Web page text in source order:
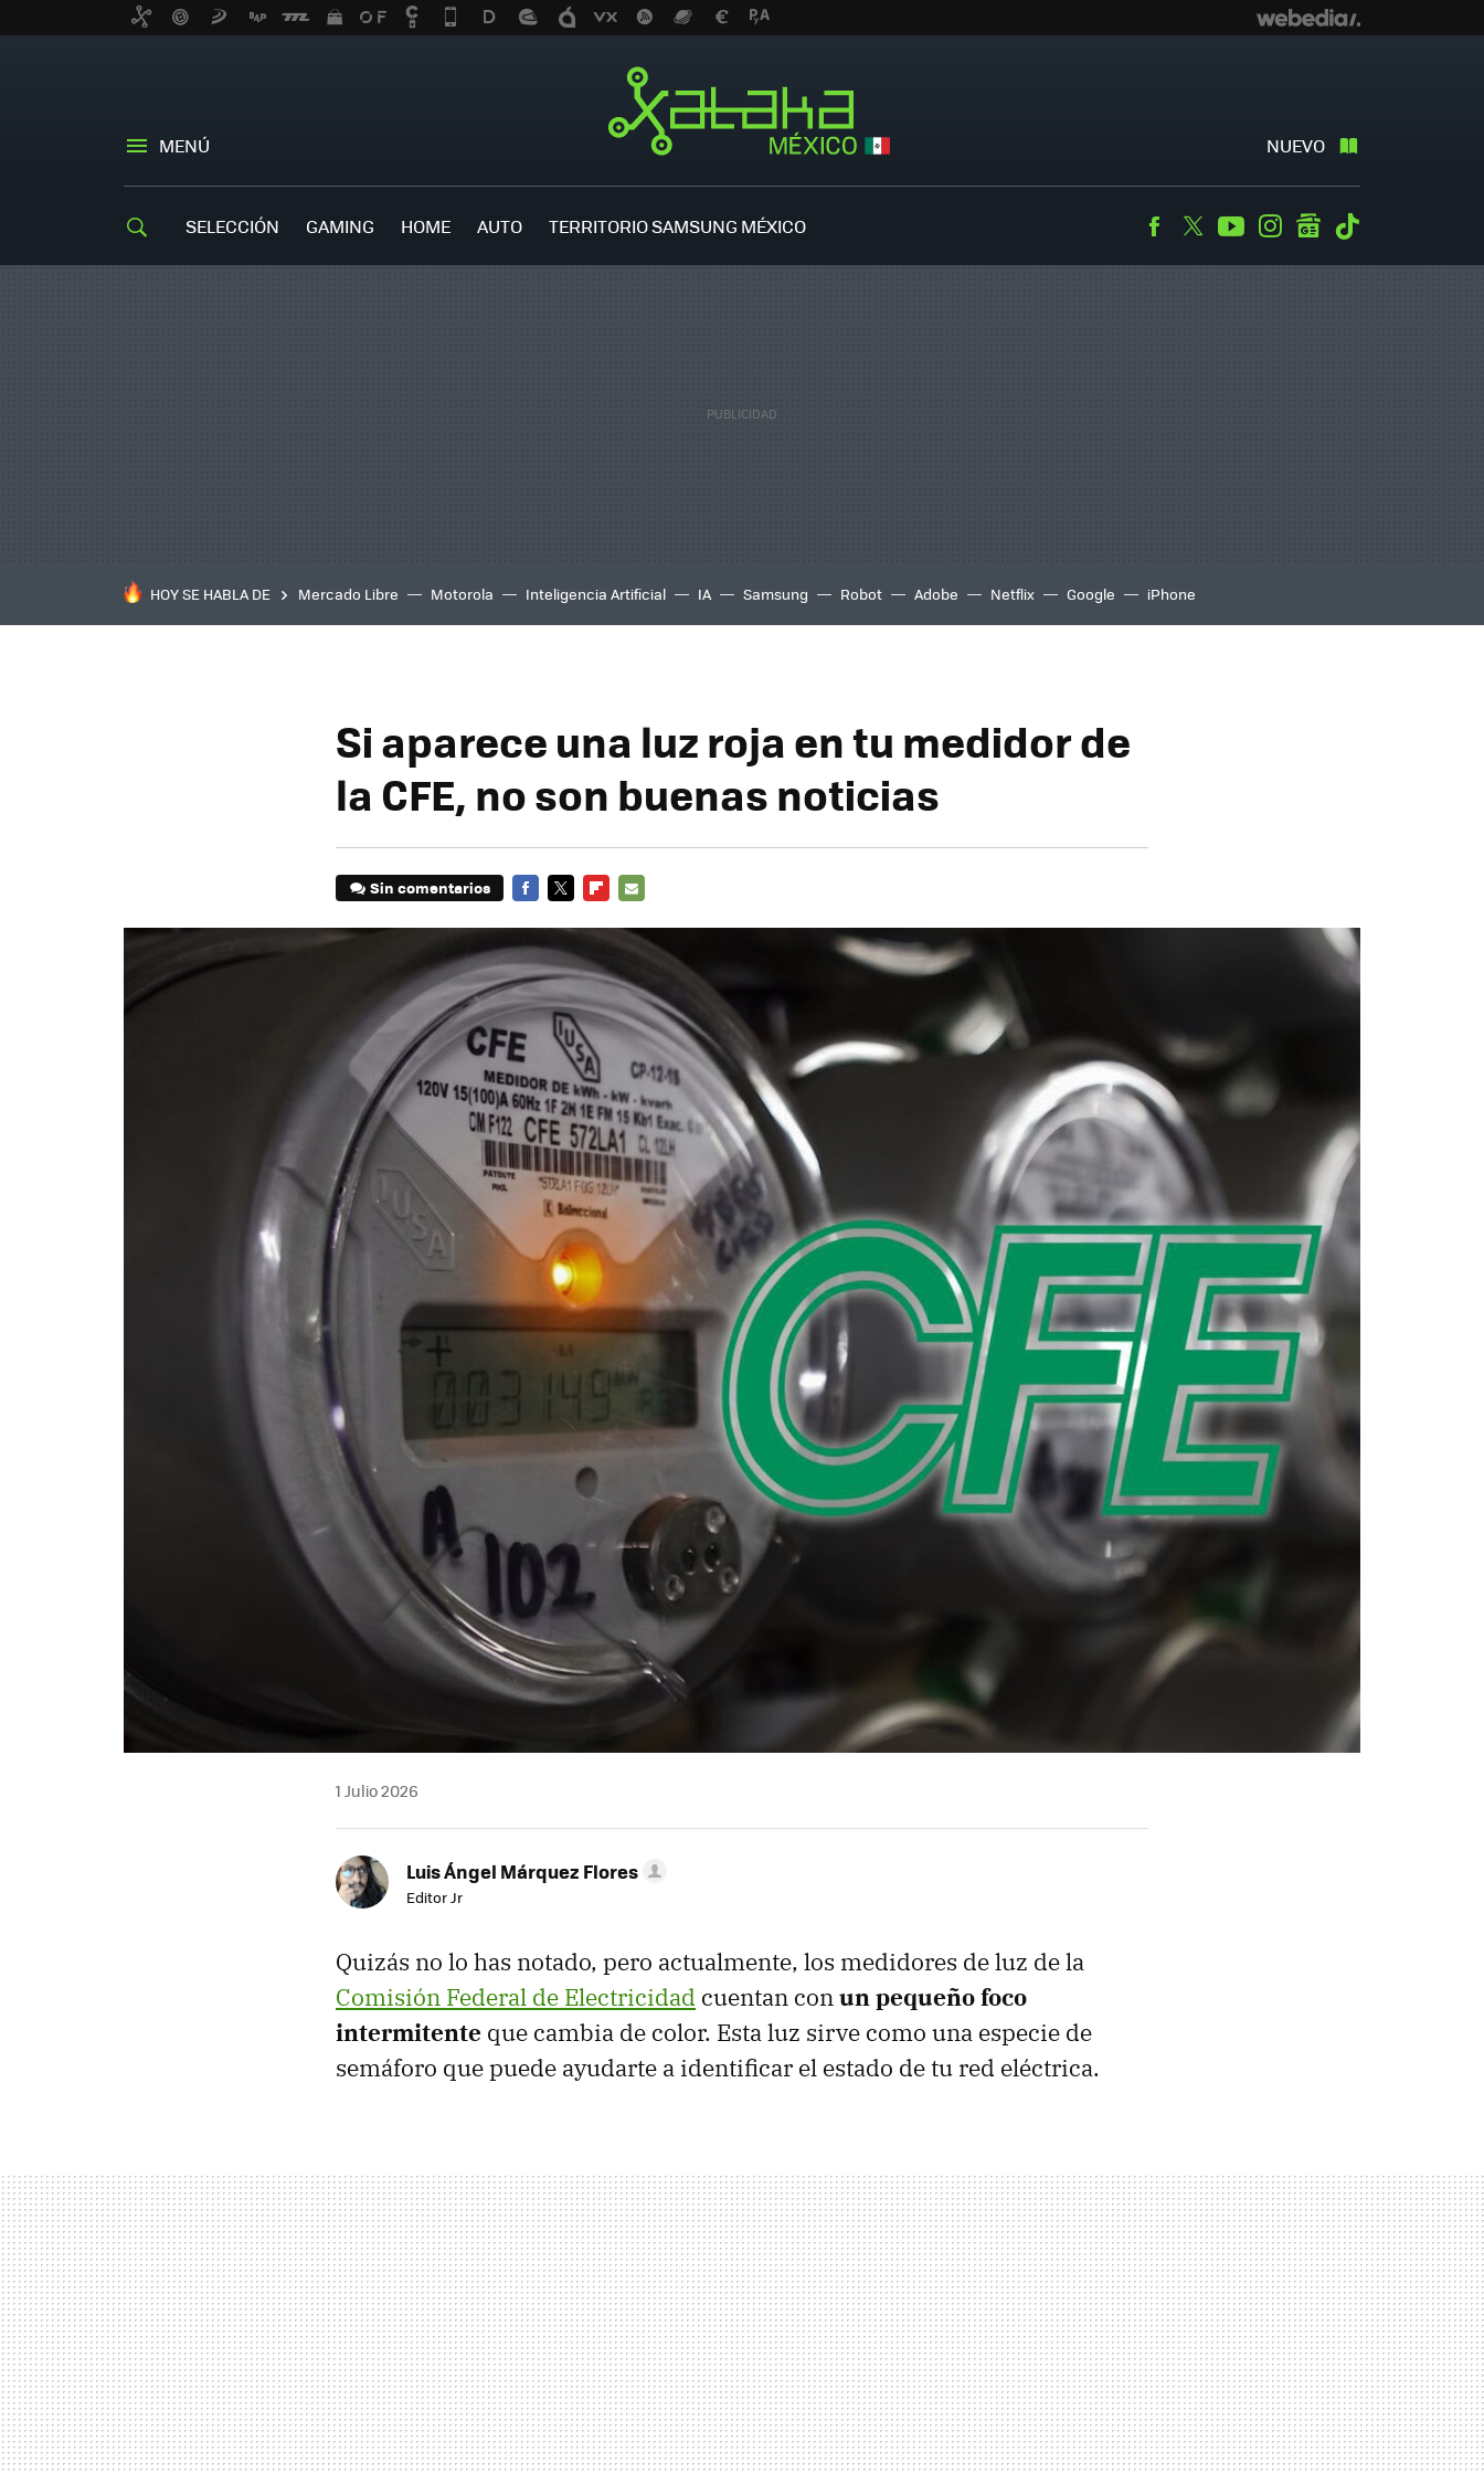
MENÚ NUEVO
SELECCIÓN GAMING HOME AUTO TERRITORIO SAMSUNG MÉXICO Facebook
TwitterYoutubeInstagramgooglenews
HOY SE HABLA DE Mercado Libre Motorola Inteligencia Artificial IA Samsung Robot Adobe Netflix Google iPhone
Si aparece una luz roja en tu medidor de
la CFE, no son buenas noticias
Sin comentarios
MAIL
1 Julio 2026
Luis Ángel Márquez Flores
Editor Jr
Quizás no lo has notado, pero actualmente, los medidores de luz de la
Comisión Federal de Electricidad cuentan conun pequeño foco
intermitente que cambia de color. Esta luz sirve como una especie de
semáforo que puede ayudarte a identificar el estado de tu red eléctrica.